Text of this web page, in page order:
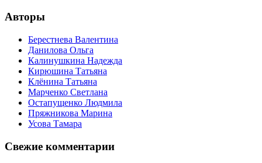
Авторы
Берестнева Валентина
Данилова Ольга
Калинушкина Надежда
Кирюшина Татьяна
Клёнина Татьяна
Марченко Светлана
Остапущенко Людмила
Пряжникова Марина
Усова Тамара
Свежие комментарии